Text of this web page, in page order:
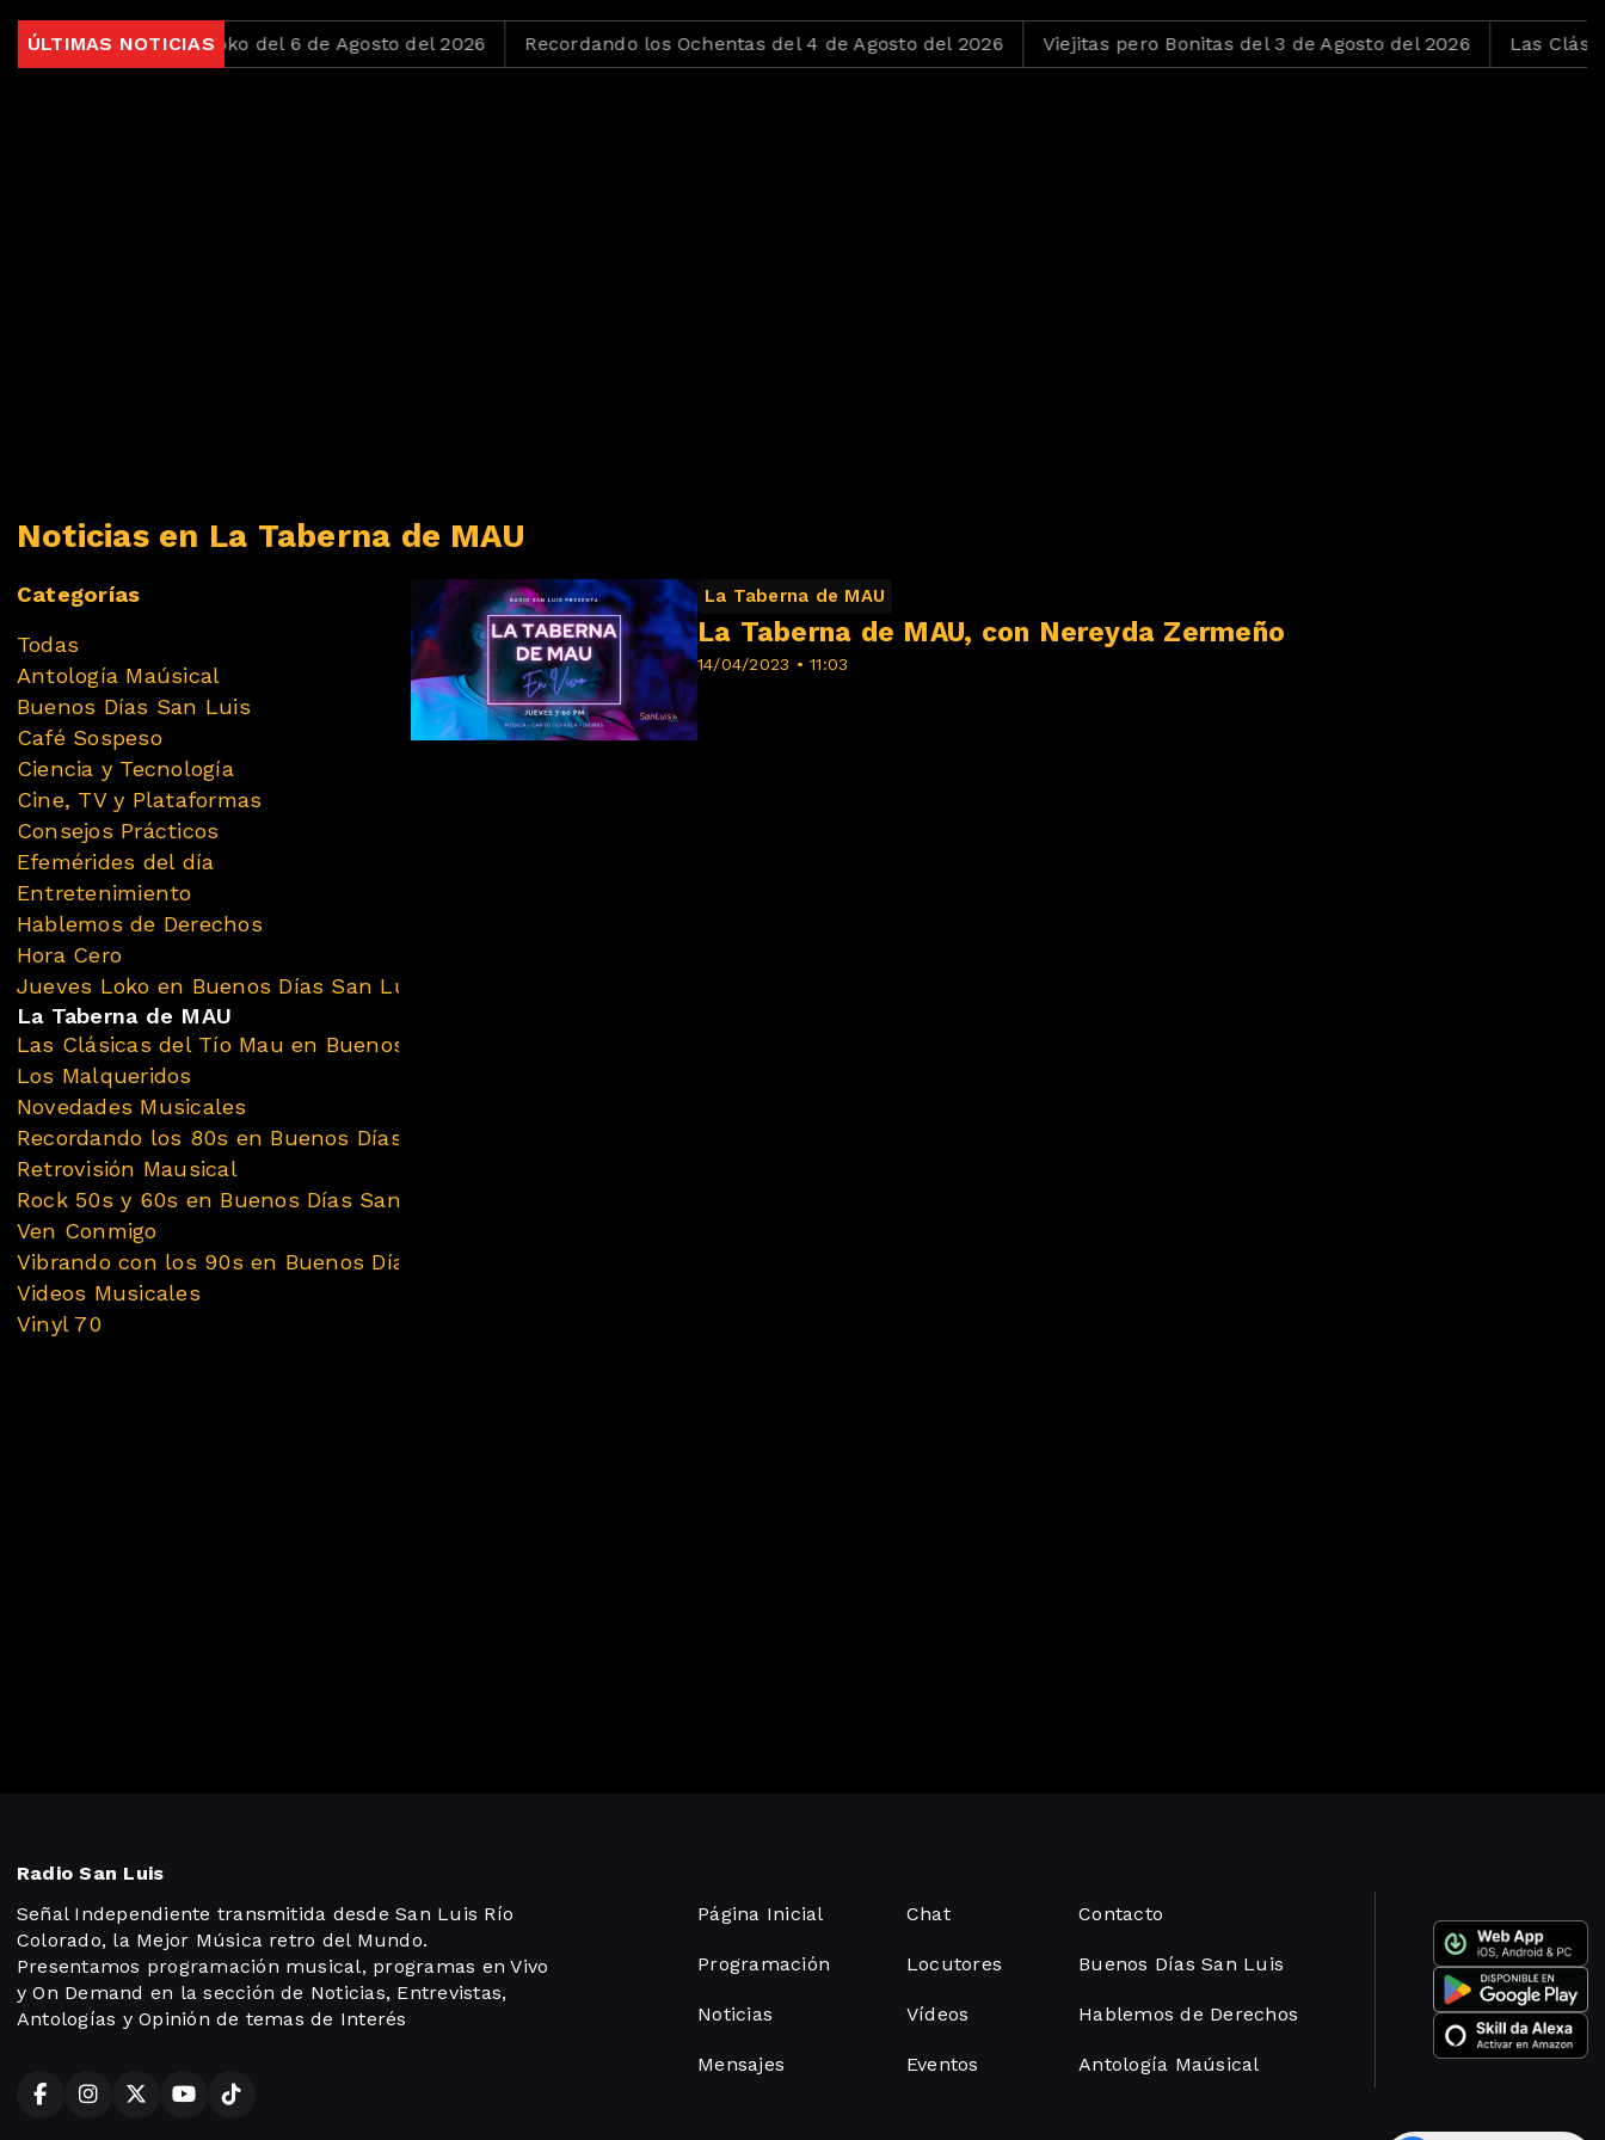
ÚLTIMAS NOTICIAS
Jueves Loko del 6 de Agosto del 2026 Recordando los Ochentas del 4 de Agosto del 2026 Viejitas pero Bonitas del 3 de Agosto del 2026 Las Clásicas
Noticias en La Taberna de MAU
Categorías
Todas
Antología Maúsical
Buenos Días San Luis
Café Sospeso
Ciencia y Tecnología
Cine, TV y Plataformas
Consejos Prácticos
Efemérides del día
Entretenimiento
Hablemos de Derechos
Hora Cero
Jueves Loko en Buenos Días San Luis
La Taberna de MAU
Las Clásicas del Tío Mau en Buenos Días San Luis
Los Malqueridos
Novedades Musicales
Recordando los 80s en Buenos Días San Luis
Retrovisión Mausical
Rock 50s y 60s en Buenos Días San Luis
Ven Conmigo
Vibrando con los 90s en Buenos Días San Luis
Videos Musicales
Vinyl 70
La Taberna de MAU
14/04/2023 • 11:03
La Taberna de MAU, con Nereyda Zermeño
Radio San Luis
Señal Independiente transmitida desde San Luis Río
Colorado, la Mejor Música retro del Mundo.
Presentamos programación musical, programas en Vivo
y On Demand en la sección de Noticias, Entrevistas,
Antologías y Opinión de temas de Interés
Página Inicial
Programación
Noticias
Mensajes
Chat
Locutores
Vídeos
Eventos
Contacto
Buenos Días San Luis
Hablemos de Derechos
Antología Maúsical